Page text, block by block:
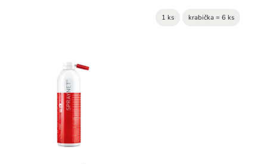
1 ks krabička = 6 ks